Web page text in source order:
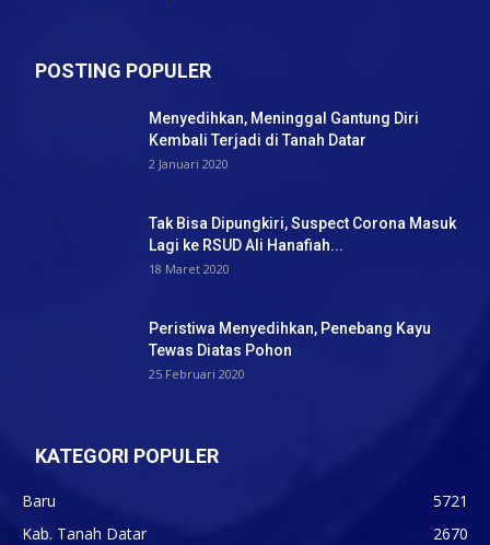
POSTING POPULER
Menyedihkan, Meninggal Gantung Diri
Kembali Terjadi di Tanah Datar
2 Januari 2020
Tak Bisa Dipungkiri, Suspect Corona Masuk
Lagi ke RSUD Ali Hanafiah...
18 Maret 2020
Peristiwa Menyedihkan, Penebang Kayu
Tewas Diatas Pohon
25 Februari 2020
KATEGORI POPULER
Baru
5721
Kab. Tanah Datar
2670